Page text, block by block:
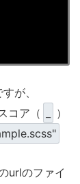
が、
コア（
）
urlのファイ